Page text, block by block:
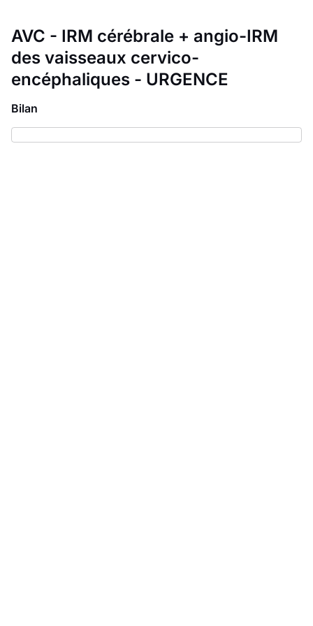
AVC - IRM cérébrale + angio-IRM
des vaisseaux cervico-
encéphaliques - URGENCE
Bilan